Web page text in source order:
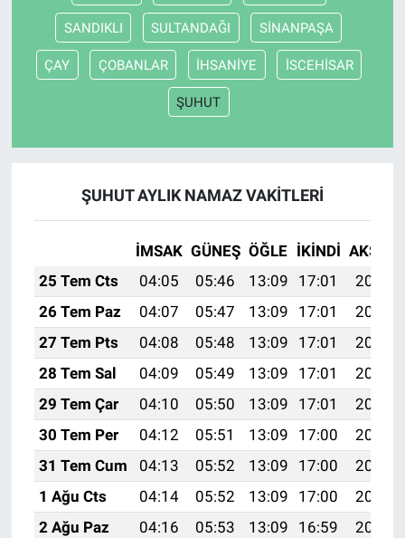
SANDIKLI SULTANDAĞI SİNANPAŞA
ÇAY ÇOBANLAR İHSANİYE İSCEHİSAR
ŞUHUT
ŞUHUT AYLIK NAMAZ VAKITLERI
İMSAK GÜNEŞ ÖĞLE İKINDI AKŞAM
25 Tem Cts
04:05 05:46 13:09 17:01
20:22
26 Tem Paz
04:07 05:47 13:09 17:01
20:22
27 Tem Pts
04:08 05:48 13:09 17:01
20:21
28 Tem Sal
04:09 05:49 13:09 17:01
20:20
29 Tem Çar
04:10 05:50 13:09 17:01
20:19
30 Tem Per
04:12 05:51 13:09 17:00
20:18
31 Tem Cum
04:13 05:52 13:09 17:00
20:17
1 Ağu Cts
04:14 05:52 13:09 17:00
20:16
2 Ağu Paz
04:16 05:53 13:09 16:59
20:15